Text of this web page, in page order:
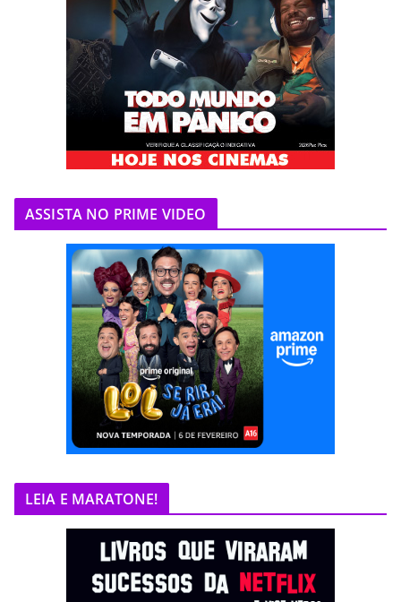
ASSISTA NO PRIME VIDEO
LEIA E MARATONE!